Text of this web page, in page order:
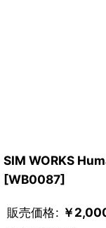
SIM WORKS
[WB0087]
販売価格: ￥